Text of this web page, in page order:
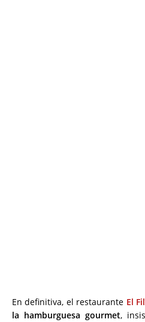
En definitiva, el restaurante El
la hamburguesa gourmet,